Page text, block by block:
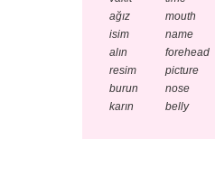
ağız
mouth
isim
name
alın
forehead
resim
picture
burun
nose
karın
belly